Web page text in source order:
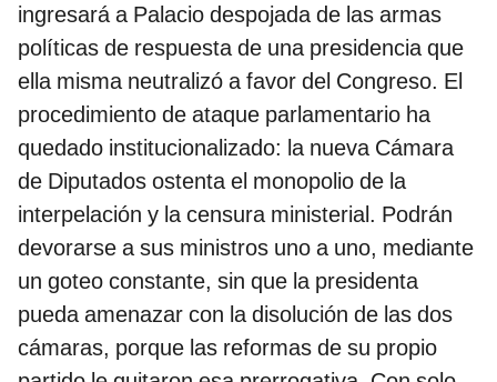
ingresará a Palacio despojada de las armas
políticas de respuesta de una presidencia que
ella misma neutralizó a favor del Congreso. El
procedimiento de ataque parlamentario ha
quedado institucionalizado: la nueva Cámara
de Diputados ostenta el monopolio de la
interpelación y la censura ministerial. Podrán
devorarse a sus ministros uno a uno, mediante
un goteo constante, sin que la presidenta
pueda amenazar con la disolución de las dos
cámaras, porque las reformas de su propio